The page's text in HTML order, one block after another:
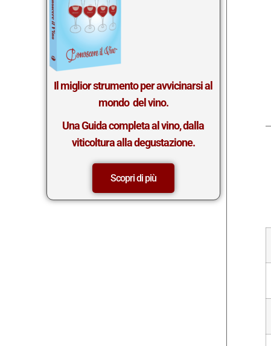
Il miglior strumento per avvicinarsi al
mondo del vino.
Una Guida completa al vino, dalla
viticoltura alla degustazione.
Scopri di più